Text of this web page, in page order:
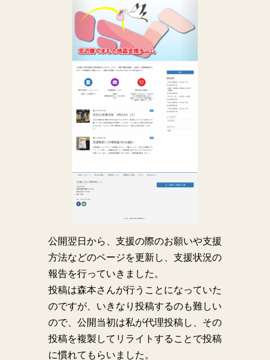
公開翌日から、支援の際のお願いや支援
方法などのページを更新し、支援状況の
報告を行っていきました。
投稿は森本さんが行うことになっていた
のですが、いきなり投稿するのも難しい
ので、公開当初は私が代理投稿し、その
投稿を複製してリライトすることで投稿
に慣れてもらいました。